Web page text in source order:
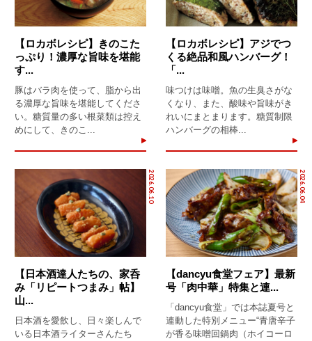
【ロカボレシピ】きのこた
っぷり！濃厚な旨味を堪能
す...
豚はバラ肉を使って、脂から出
る濃厚な旨味を堪能してくださ
い。糖質量の多い根菜類は控え
めにして、きのこ...
【ロカボレシピ】アジでつ
くる絶品和風ハンバーグ！
「...
味つけは味噌。魚の生臭さがな
くなり、また、酸味や旨味がき
れいにまとまります。糖質制限
ハンバーグの相棒...
2026.06.10
【日本酒達人たちの、家呑
み「リピートつまみ」帖】
山...
日本酒を愛飲し、日々楽しんで
いる日本酒ライターさんたち
2026.06.04
【dancyu食堂フェア】最新
号「肉中華」特集と連...
「dancyu食堂」では本誌夏号と
連動した特別メニュー“青唐辛子
が香る味噌回鍋肉（ホイコーロ